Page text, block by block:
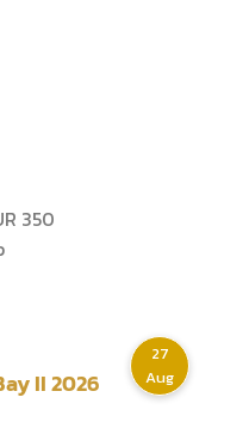
350
27
Aug
II 2026